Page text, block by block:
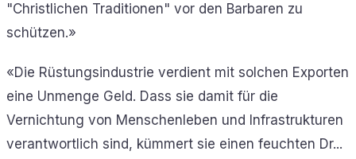
"Christlichen Traditionen" vor den Barbaren zu
schützen.»
«Die Rüstungsindustrie verdient mit solchen Exporten
eine Unmenge Geld. Dass sie damit für die
Vernichtung von Menschenleben und Infrastrukturen
verantwortlich sind, kümmert sie einen feuchten Dr...